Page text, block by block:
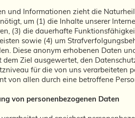
und Informationen zieht die
um (1) die Inhalte unserer
(3) die dauerhafte
sowie (4) um
Diese anonym erhobenen Daten
Ziel ausgewertet, den
für die von uns verarbeiteten
von allen durch eine betroffene
von personenbezogenen Daten